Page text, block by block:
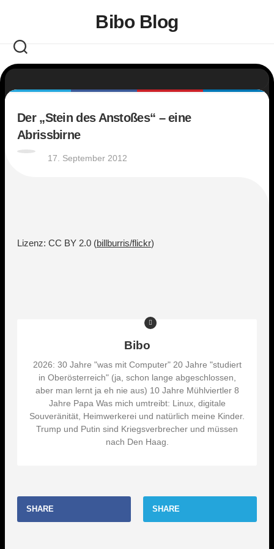
Bibo Blog
Der „Stein des Anstoßes“ – eine
Abrissbirne
17. September 2012
Lizenz: CC BY 2.0 (billburris/flickr)
Bibo
2026: 30 Jahre "was mit Computer" 20 Jahre "studiert
in Oberösterreich" (ja, schon lange abgeschlossen,
aber man lernt ja eh nie aus) 10 Jahre Mühlviertler 8
Jahre Papa Was mich umtreibt: Linux, digitale
Souveränität, Heimwerkerei und natürlich meine Kinder.
Trump und Putin sind Kriegsverbrecher und müssen
nach Den Haag.
SHARE SHARE